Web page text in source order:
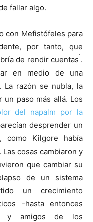
fallar algo.
con Mefistófeles para
por tanto, que
de rendir cuentas1 .
en medio de una
La razón se nubla, la
un paso más allá. Los
del napalm por la
desprender un
como Kilgore había
cosas cambiaron y
que cambiar su
de un sistema
un crecimiento
-hasta entonces
y amigos de los